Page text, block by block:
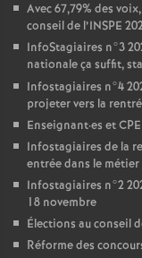
Avec 67,79% des
conseil de l’INSPE
InfoStagiaires n°3
nationale ça suffit,
Infostagiaires n°4
projeter vers la
Enseignant·es etCPE
Infostagiaires de la
entrée dans le métier
Infostagiaires n°2
18 novembre
Élections au conseil
Réforme des